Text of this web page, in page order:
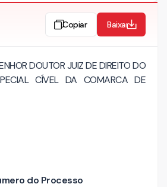
Copiar Baixar
DOUTOR JUIZ DE DIREITO DO
CÍVEL DA COMARCA DE
do Processo